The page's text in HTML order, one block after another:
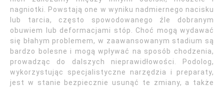
nagniotki. Powstają one w wyniku nadmiernego nacisku
lub tarcia, często spowodowanego źle dobranym
obuwiem lub deformacjami stóp. Choć mogą wydawać
się błahym problemem, w zaawansowanym stadium są
bardzo bolesne i mogą wpływać na sposób chodzenia,
prowadząc do dalszych nieprawidłowości. Podolog,
wykorzystując specjalistyczne narzędzia i preparaty,
jest w stanie bezpiecznie usunąć te zmiany, a także